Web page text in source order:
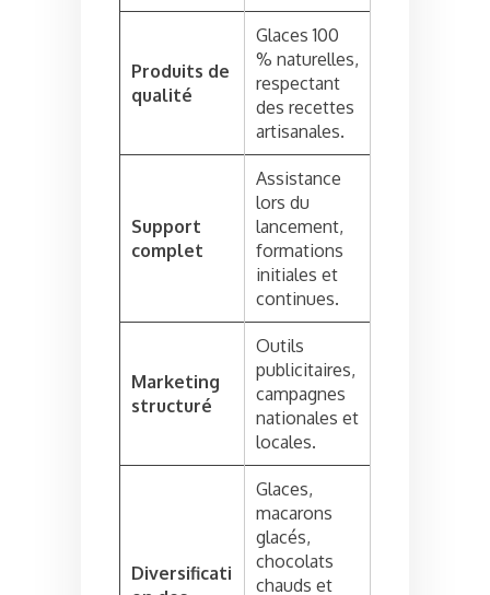
Produits de
qualité
Glaces 100
% naturelles,
respectant
des recettes
artisanales.
Support
complet
Assistance
lors du
lancement,
formations
initiales et
continues.
Marketing
structuré
Outils
publicitaires,
campagnes
nationales et
locales.
Diversificati
Glaces,
macarons
glacés,
chocolats
chauds et